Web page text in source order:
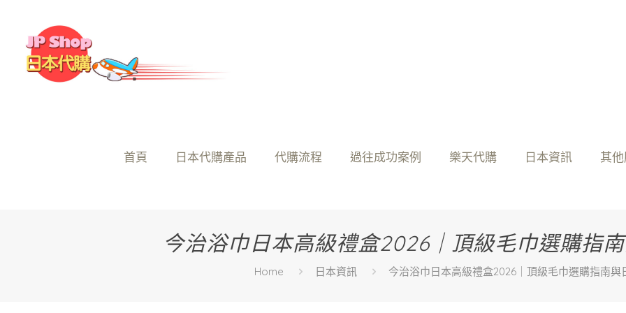
首頁 日本代購產品 代購流程 過往成功案例 樂天代購 日本資訊 其
今治浴巾日本高級禮盒2026｜頂級毛巾選購指
Home 日本資訊 今治浴巾日本高級禮盒2026｜頂級毛巾選購指南與